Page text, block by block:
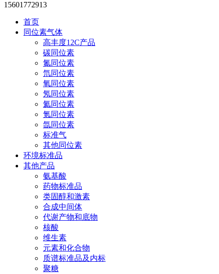
15601772913
首页
同位素气体
高丰度12C产品
碳同位素
氮同位素
氘同位素
氧同位素
氖同位素
氦同位素
氪同位素
氙同位素
标准气
其他同位素
环境标准品
其他产品
氨基酸
药物标准品
类固醇和激素
合成中间体
代谢产物和底物
核酸
维生素
元素和化合物
质谱标准品及内标
聚糖